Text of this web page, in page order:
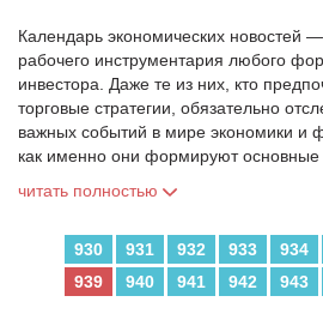
Календарь экономических новостей
рабочего инструментария любого
инвестора. Даже те из них, кто
торговые стратегии, обязательно
важных событий в мире экономики и
как именно они формируют основные
читать полностью
930 931 932 933 934
939
940 941 942 943